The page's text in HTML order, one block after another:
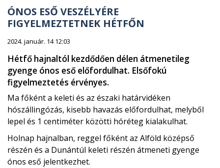
ÓNOS ESŐ VESZÉLYÉRE
FIGYELMEZTETNEK HÉTFŐN
2024. január. 14 12:03
Hétfő hajnaltól kezdődően délen átmenetileg
gyenge ónos eső előfordulhat. Elsőfokú
figyelmeztetés érvényes.
Ma főként a keleti és az északi határvidéken
hószállingózás, kisebb havazás előfordulhat, melyből
lepel és 1 centiméter közötti hóréteg kialakulhat.
Holnap hajnalban, reggel főként az Alföld középső
részén és a Dunántúl keleti részén átmeneti gyenge
ónos eső jelentkezhet.